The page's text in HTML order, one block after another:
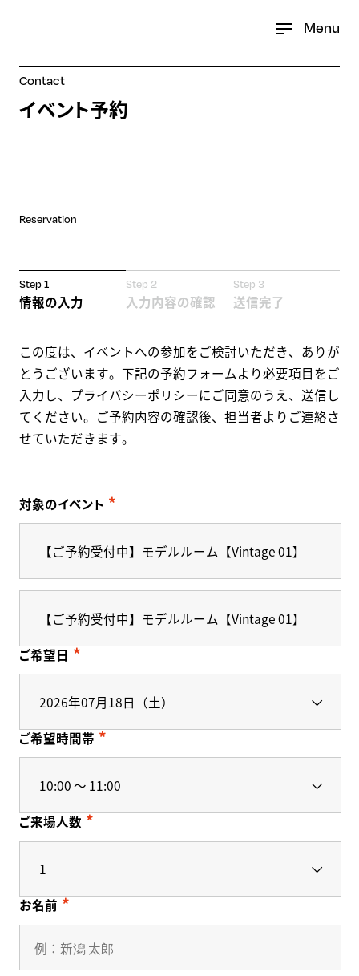
Menu
Contact
イベント予約
Reservation
Step 1
情報の入力
Step 2
入力内容の確認
Step 3
送信完了
この度は、イベントへの参加をご検討いただき、ありが
とうございます。下記の予約フォームより必要項目をご
入力し、プライバシーポリシーにご同意のうえ、送信し
てください。ご予約内容の確認後、担当者よりご連絡さ
せていただきます。
対象のイベント
【ご予約受付中】モデルルーム【Vintage 01】
【ご予約受付中】モデルルーム【Vintage 01】
ご希望日
ご希望時間帯
ご来場人数
お名前